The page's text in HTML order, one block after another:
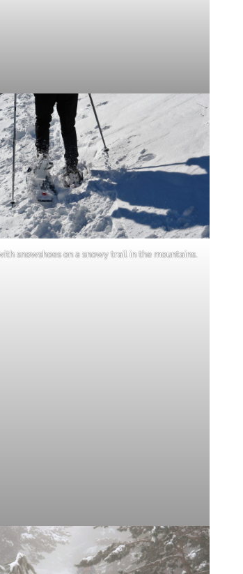
snowshoes on a snowy trail in the mountains.